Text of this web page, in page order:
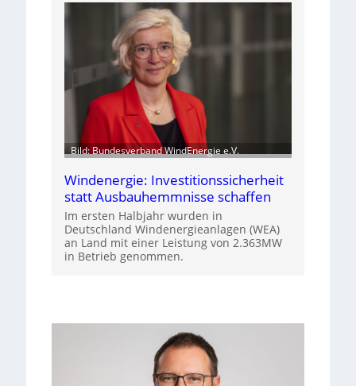
Bild: Bundesverband WindEnergie e.V.
Windenergie: Investitionssicherheit
statt Ausbauhemmnisse schaffen
Im ersten Halbjahr wurden in
Deutschland Windenergieanlagen (WEA)
an Land mit einer Leistung von 2.363MW
in Betrieb genommen.